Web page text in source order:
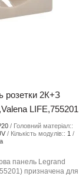
розетки 2К+З
LIFE,755201
Головний матеріал::
Кількість модулів:: 1
панель Legrand
призначена для